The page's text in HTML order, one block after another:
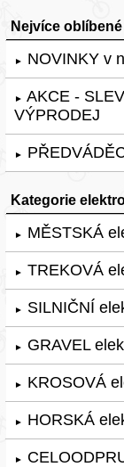
Nejvíce oblíbené
► NOVINKY v
► AKCE -
VÝPRODEJ
►
Kategorie
► MĚSTSKÁ
► TREKOVÁ
► SILNIČNÍ
► GRAVEL
► KROSOVÁ
► HORSKÁ
►